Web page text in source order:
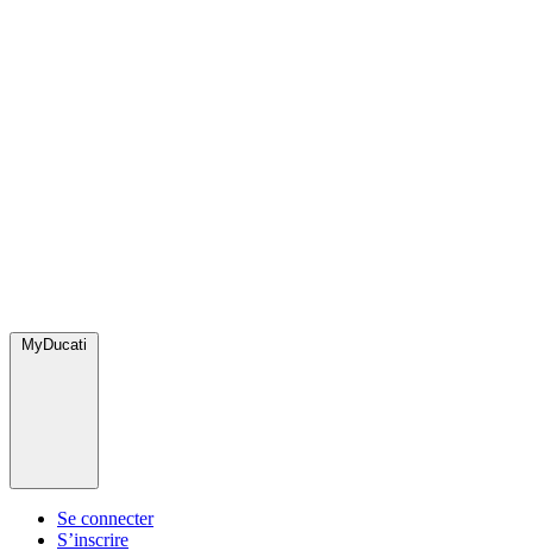
MyDucati
Se connecter
S’inscrire